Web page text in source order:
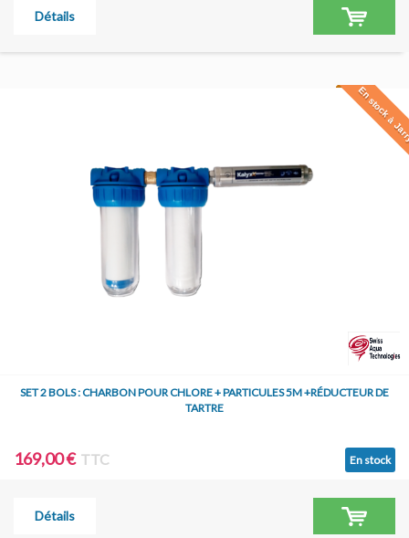
Détails
En stock à
SET 2 BOLS : CHARBON POUR CHLORE + PARTICULES 5M +RÉDUCTEUR DE
TARTRE
169,00 € TTC En stock
Détails